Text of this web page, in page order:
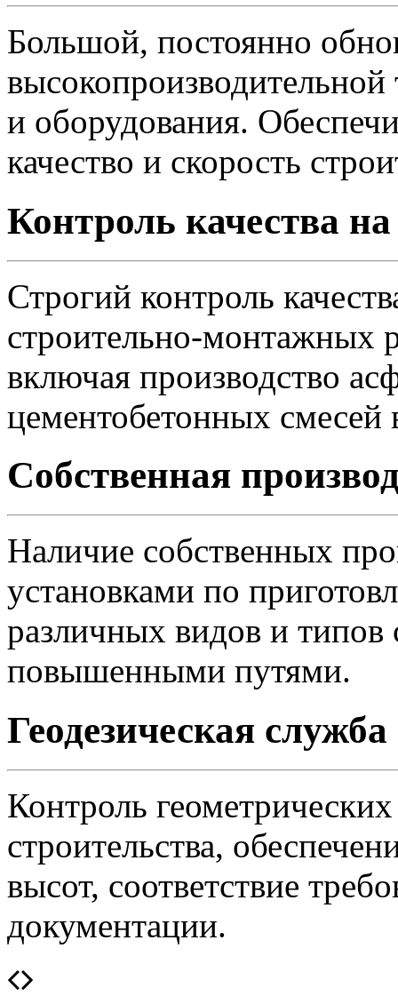
Большой, постоянно
высокопроизводительной
и оборудования.
качество и скорость
Контроль качества
Строгий контроль
строительно-монтажных
включая производство
цементобетонных смесей
Собственная
Наличие собственных
установками по
различных видов и
повышенными путями.
Геодезическая служба
Контроль
строительства,
высот, соответствие
документации.